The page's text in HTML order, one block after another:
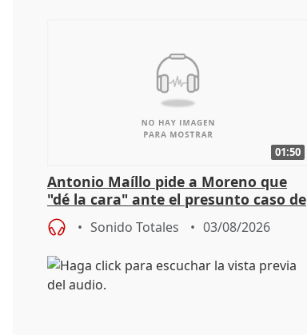
01:50
Antonio Maíllo pide a Moreno que
"dé la cara" ante el presunto caso de
acoso del CEO de ADM
Sonido Totales 03/08/2026